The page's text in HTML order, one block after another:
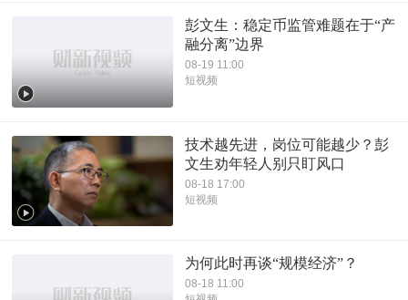
彭文生：稳定币监管难题在于“产
融分离”边界
08-19 11:00
短视频
技术越先进，岗位可能越少？彭
文生劝年轻人别只盯风口
08-18 17:00
短视频
为何此时再谈“规模经济”？
08-18 11:00